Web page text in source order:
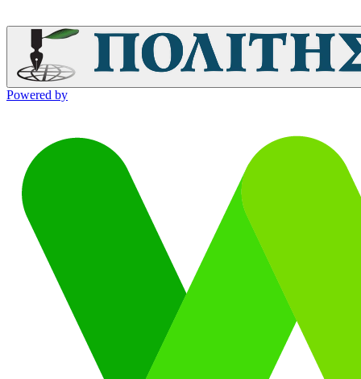
Powered by